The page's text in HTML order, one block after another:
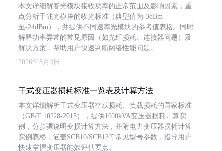
本文详细解答光模块接收功率的正常范围及影响因素，重
点分析千兆光模块的收光标准（典型值为-3dBm
至-24dBm），并提供不同速率光模块的参考值表格。同时
解释功率异常的常见原因（如光纤损耗、连接器问题）及
解决方案，帮助用户快速判断网络性能问题。
2026年8月4日
干式变压器损耗标准一览表及计算方法
本文详细解析干式变压器空载损耗、负载损耗的国家标准
（GB/T 10228-2015），提供1000kVA变压器损耗计算实
例，分步骤说明变损计算方法，并附电力变压器损耗计算
实例表格，涵盖SCB10/SCB13等常见型号参数，指导用户
快速掌握变压器能效评估要点。